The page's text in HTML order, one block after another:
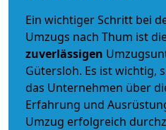
Ein wichtiger Schritt bei
Umzugs nach Thum ist
zuverlässigen
Gütersloh. Es ist wichtig,
das Unternehmen über
Erfahrung und
Umzug erfolgreich